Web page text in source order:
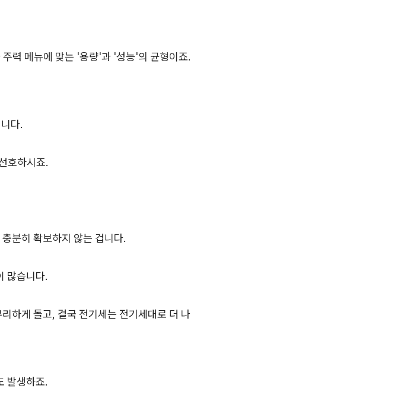
력 메뉴에 맞는 '용량'과 '성능'의 균형이죠.
다.
호하시죠.
분히 확보하지 않는 겁니다.
많습니다.
하게 돌고, 결국 전기세는 전기세대로 더 나
발생하죠.